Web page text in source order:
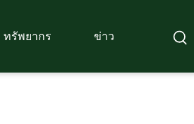
ทรัพยากร ข่าว